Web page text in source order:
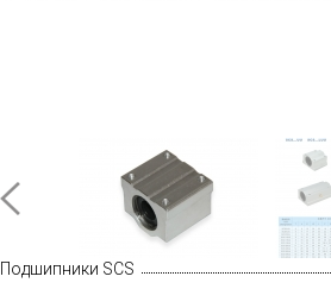
Подшипники SCS